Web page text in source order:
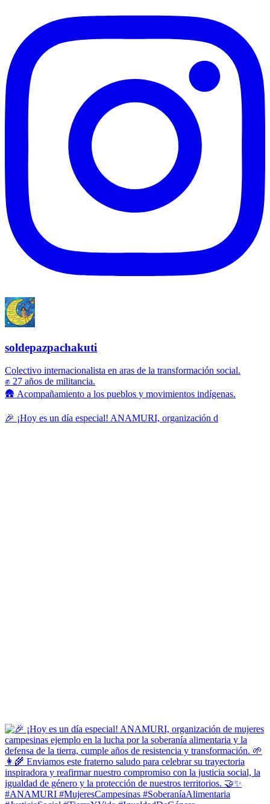
soldepazpachakuti
Colectivo internacionalista en aras de la transformación social.
✊ 27 años de militancia.
🛖 Acompañamiento a los pueblos y movimientos indígenas.
🎉 ¡Hoy es un día especial! ANAMURI, organización d